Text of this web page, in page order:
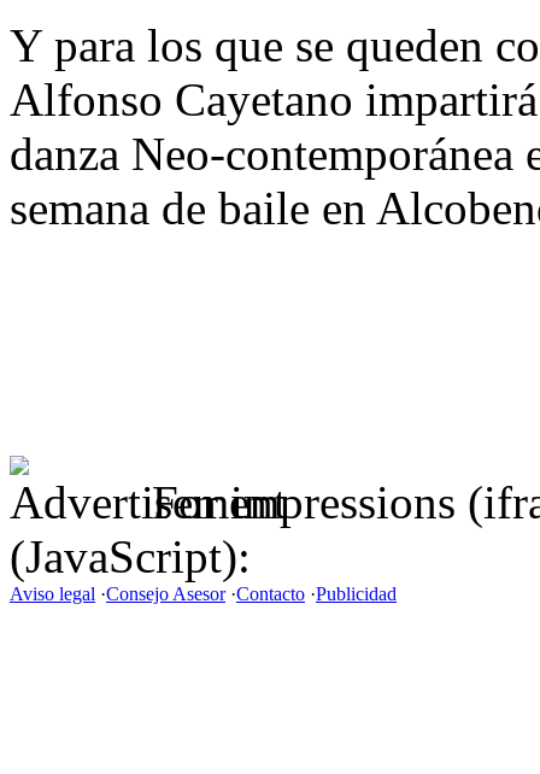
Y para los que se queden
Alfonso Cayetano
danza Neo-
semana de baile en
For impressions
(JavaScript):
Aviso legal ·Consejo Asesor·Contacto ·Publicidad